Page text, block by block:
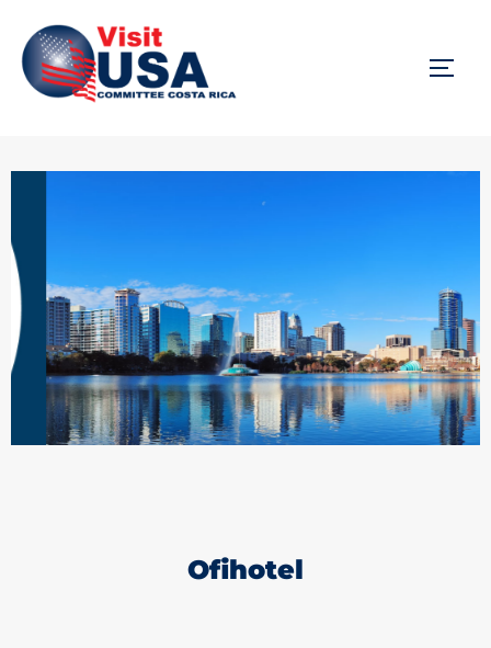
Ofihotel